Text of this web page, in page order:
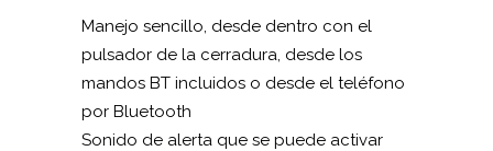
Manejo sencillo, desde dentro con el
pulsador de la cerradura, desde los
mandos BT incluidos o desde el teléfono
por Bluetooth
Sonido de alerta que se puede activar